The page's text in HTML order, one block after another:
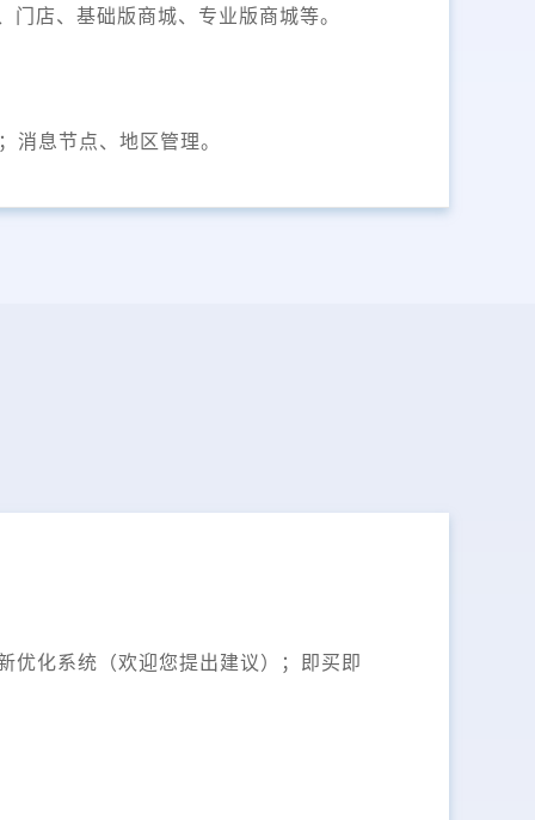
店、基础版商城、专业版商城等。
息节点、地区管理。
优化系统（欢迎您提出建议）；即买即